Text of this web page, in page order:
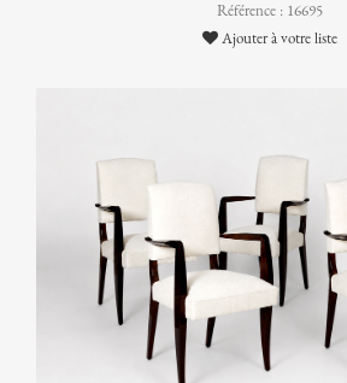
Référence : 16695
Ajouter à votre liste